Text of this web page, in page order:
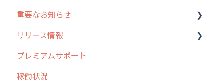
メンテナンス
外廻り営業
清掃
不動産
重要なお知らせ
過去の重要なお知らせ
障害情報
リリース情報
リリース
2026年のリリース情報
プレミアムサポート
稼働状況